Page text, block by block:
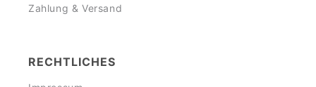
Zahlung & Versand
RECHTLICHES